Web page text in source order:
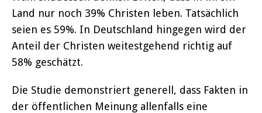
Land nur noch 39% Christen leben. Tatsächlich
seien es 59%. In Deutschland hingegen wird der
Anteil der Christen weitestgehend richtig auf
58% geschätzt.
Die Studie demonstriert generell, dass Fakten in
der öffentlichen Meinung allenfalls eine